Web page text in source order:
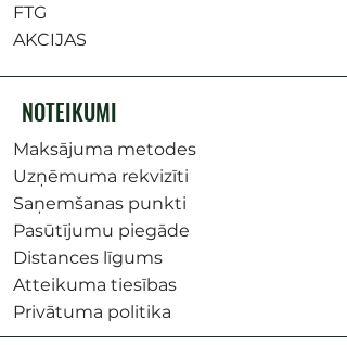
FTG
AKCIJAS
NOTEIKUMI
Maksājuma metodes
Uzņēmuma rekvizīti
Saņemšanas punkti
Pasūtījumu piegāde
Distances līgums
Atteikuma tiesības
Privātuma politika